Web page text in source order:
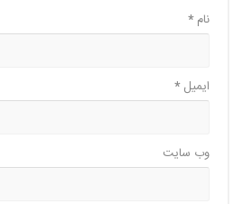
نام*
ایمیل*
وب‌ سایت